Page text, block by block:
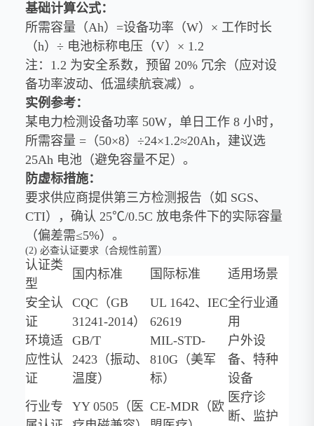
基础计算公式：
所需容量（Ah）=设备功率（W）× 工作时长
（h）÷ 电池标称电压（V）× 1.2
注：1.2 为安全系数，预留 20% 冗余（应对设
备功率波动、低温续航衰减）。
实例参考：
某电力检测设备功率 50W，单日工作 8 小时，
所需容量 =（50×8）÷24×1.2≈20Ah，建议选
25Ah 电池（避免容量不足）。
防虚标措施：
要求供应商提供第三方检测报告（如 SGS、
CTI），确认 25℃/0.5C 放电条件下的实际容量
（偏差需≤5%）。
(2) 必查认证要求（合规性前置）
认证类
型
国内标准 国际标准 适用场景
安全认
证
CQC（GB
31241-2014）
UL 1642、IEC
62619
全行业通
用
环境适
应性认
证
GB/T
2423（振动、
温度）
MIL-STD-
810G（美军
标）
户外设
备、特种
设备
行业专
YY 0505（医 CE-MDR（欧
医疗诊
断、监护